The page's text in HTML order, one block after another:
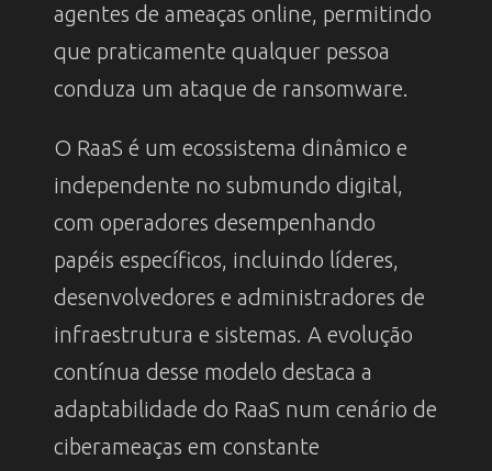
agentes de ameaças online, permitindo
que praticamente qualquer pessoa
conduza um ataque de ransomware.
O RaaS é um ecossistema dinâmico e
independente no submundo digital,
com operadores desempenhando
papéis específicos, incluindo líderes,
desenvolvedores e administradores de
infraestrutura e sistemas. A evolução
contínua desse modelo destaca a
adaptabilidade do RaaS num cenário de
ciberameaças em constante